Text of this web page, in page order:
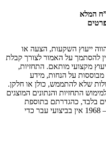
המלא
ייעוץ השקעות, הצעה או
להסתמך על האמור לצורך קבלת
מקצועי מותאם. התחזיות,
מבוססות על הנחות, מידע
שלא להתממש, כולן או חלקן.
התחזיות והנתונים המוצגים
בלבד, כהגדרתם בתוספת
הראשונה לחוק ניירות ערך, התשכ”ח– 1968 אין בביצועי עבר כדי